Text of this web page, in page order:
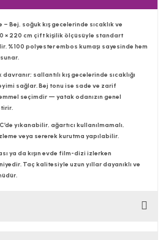
– Bej, soğuk kış gecelerinde sıcaklık ve
× 220 cm çift kişilik ölçüsüyle standart
%100 polyester embos kumaşı sayesinde hem
sallantılı kış gecelerinde sıcaklığı
sağlar. Bej tonu ise sade ve zarif
seçimdir — yatak odanızın genel
yıkanabilir, ağartıcı kullanılmamalı,
veya sererek kurutma yapılabilir.
ya da kışın evde film-dizi izlerken
Taç kalitesiyle uzun yıllar dayanıklı ve